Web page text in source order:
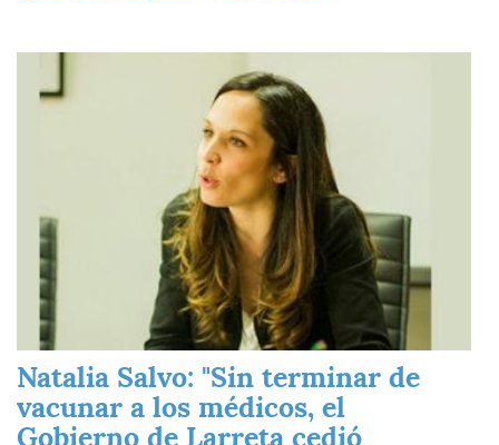
Natalia Salvo: "Sin terminar de
vacunar a los médicos, el
Gobierno de Larreta cedió